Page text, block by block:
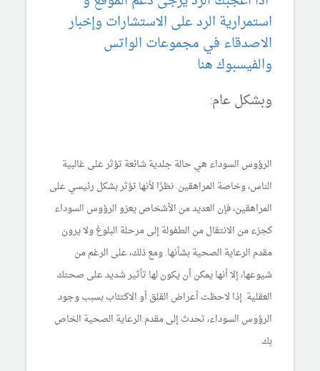
استمرارية الرد على الاستشارات وإخبار
الاصدقاء في مجموعات الواتس
والفيسبوك هنا
وبشكل عام:
الرؤوس السوداء هي حالة جلدية شائعة تؤثر على غالبية
الناس، وخاصة المراهقين. نظرًا لأنها تؤثر بشكل رئيسي على
المراهقين، فإن العديد من الأشخاص يعزو الرؤوس السوداء
كجزء من الانتقال من الطفولة إلى مرحلة البلوغ ولا يرون
مقدم الرعاية الصحية بشأنها. ومع ذلك، على الرغم من
شيوعها، إلا أنها يمكن أن يكون لها تأثير شديد على صحتك
العقلية. إذا لاحظت أعراض القلق أو الاكتئاب بسبب وجود
الرؤوس السوداء، تحدث إلى مقدم الرعاية الصحية الخاص
بك.